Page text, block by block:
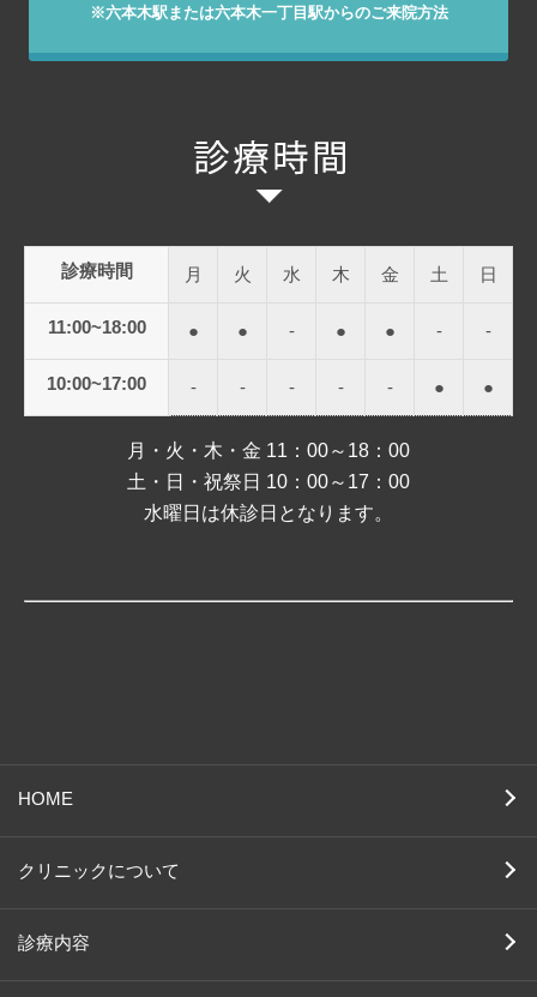
※六本木駅または六本木一丁目駅からのご来院方法
診療時間 月 火 水 木 金 土 日
11:00~18:00 ● ● - ● ● - -
10:00~17:00 - - - - - ● ●
月・火・木・金 11：00～18：00
土・日・祝祭日 10：00～17：00
水曜日は休診日となります。
HOME
クリニックについて
診療内容